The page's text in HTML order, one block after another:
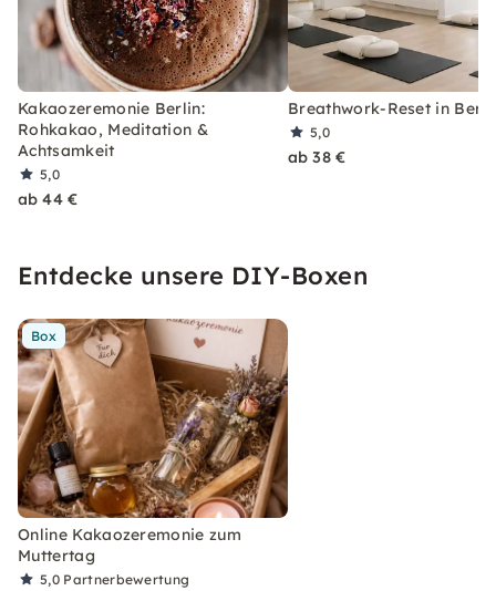
Kakaozeremonie Berlin:
Rohkakao, Meditation &
Achtsamkeit
5,0
ab 44 €
Breathwork-Reset in
5,0
ab 38 €
Entdecke unsere DIY-Boxen
Box
Online Kakaozeremonie zum
Muttertag
5,0 Partnerbewertung